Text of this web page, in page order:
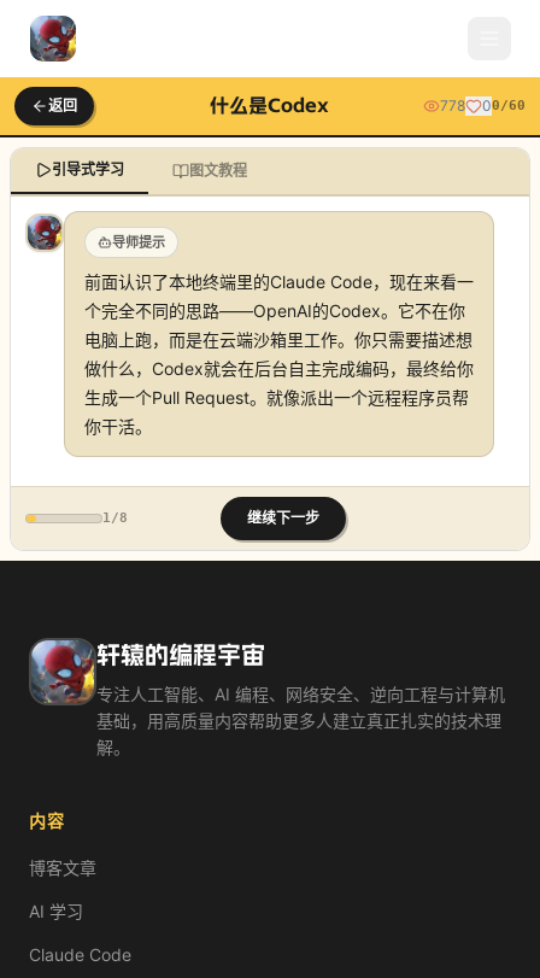
返回 什么是Codex 778 00/60
引导式学习 图文教程
导师提示
前面认识了本地终端里的Claude Code，现在来看一
个完全不同的思路——OpenAI的Codex。它不在你
电脑上跑，而是在云端沙箱里工作。你只需要描述想
做什么，Codex就会在后台自主完成编码，最终给你
生成一个Pull Request。就像派出一个远程程序员帮
你干活。
1/8 继续下一步
前面认识了本地终端里的Claude Code，现在来看一个完全
Codex = OpenAI推出的云端AI编程代理。它在云端沙箱中运
Codex 核心特点：云端运行（不占本地资源）、沙箱隔离（
Codex 和 Claude Code 的主要区别是什么？
Codex只能写HTML
Claude Code不能读代码
它们完全一样
Codex适合场景：修复多个bug、批量重构代码、添加测试用
轩辕的编程宇宙
专注人工智能、AI 编程、网络安全、逆向工程与计算机
基础，用高质量内容帮助更多人建立真正扎实的技术理
解。
内容
博客文章
AI 学习
Claude Code